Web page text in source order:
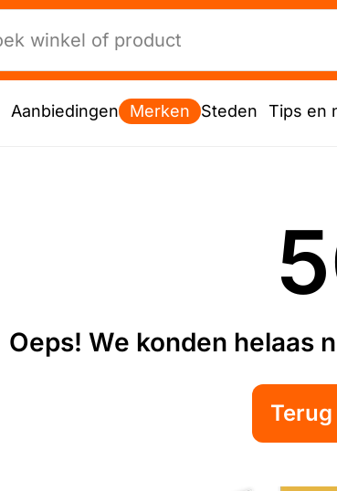
Aanbiedingen Merken Steden Tips en
Oeps! We konden helaas